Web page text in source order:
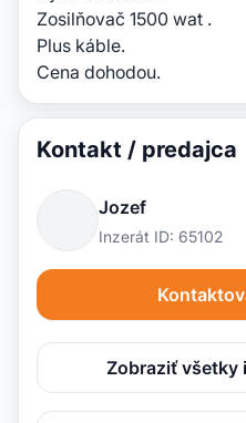
Zosilňovač 1500 wat .
Plus káble.
Cena dohodou.
Kontakt / predajca
Jozef
Inzerát ID: 65102
Zobraziť všetky